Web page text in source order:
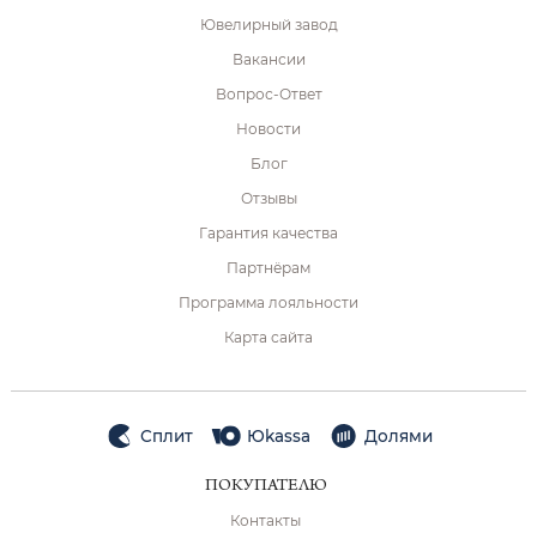
Ювелирный завод
Вакансии
Вопрос-Ответ
Новости
Блог
Отзывы
Гарантия качества
Партнёрам
Программа лояльности
Карта сайта
Сплит Юkassa Долями
ПОКУПАТЕЛЮ
Контакты